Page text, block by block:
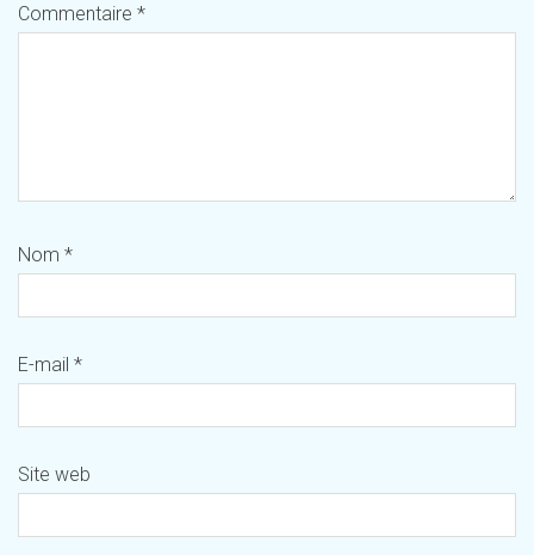
Commentaire *
Nom *
E-mail *
Site web